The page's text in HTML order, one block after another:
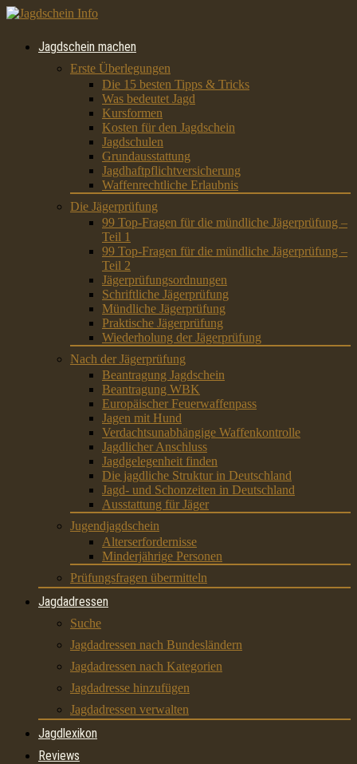
Jagdschein machen
Erste Überlegungen
Die 15 besten Tipps & Tricks
Was bedeutet Jagd
Kursformen
Kosten für den Jagdschein
Jagdschulen
Grundausstattung
Jagdhaftpflichtversicherung
Waffenrechtliche Erlaubnis
Die Jägerprüfung
99 Top-Fragen für die mündliche Jägerprüfung –
Teil 1
99 Top-Fragen für die mündliche Jägerprüfung –
Teil 2
Jägerprüfungsordnungen
Schriftliche Jägerprüfung
Mündliche Jägerprüfung
Praktische Jägerprüfung
Wiederholung der Jägerprüfung
Nach der Jägerprüfung
Beantragung Jagdschein
Beantragung WBK
Europäischer Feuerwaffenpass
Jagen mit Hund
Verdachtsunabhängige Waffenkontrolle
Jagdlicher Anschluss
Jagdgelegenheit finden
Die jagdliche Struktur in Deutschland
Jagd- und Schonzeiten in Deutschland
Ausstattung für Jäger
Jugendjagdschein
Alterserfordernisse
Minderjährige Personen
Prüfungsfragen übermitteln
Jagdadressen
Suche
Jagdadressen nach Bundesländern
Jagdadressen nach Kategorien
Jagdadresse hinzufügen
Jagdadressen verwalten
Jagdlexikon
Reviews